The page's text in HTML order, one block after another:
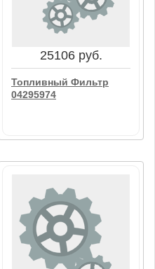
04130241
25106 руб.
Топливный Фильтр
04295974
25106 руб.